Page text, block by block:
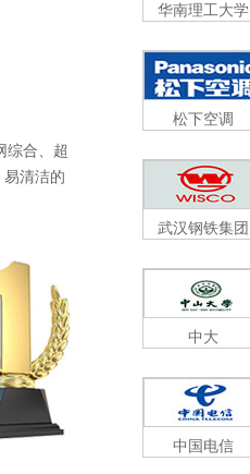
合、超
易清洁的
华南理工大学
松下空调
武汉钢铁集团
中大
中国电信